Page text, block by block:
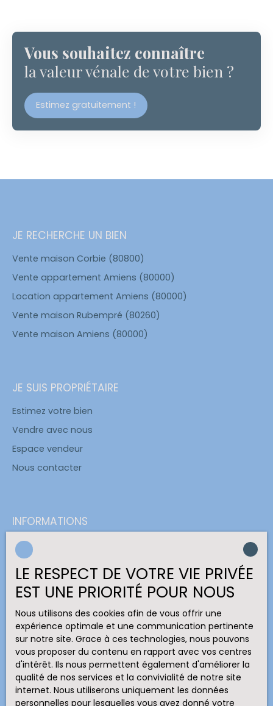
Vous souhaitez connaître
la valeur vénale de votre bien ?
Estimez gratuitement !
JE RECHERCHE UN BIEN
Vente maison Corbie (80800)
Vente appartement Amiens (80000)
Location appartement Amiens (80000)
Vente maison Rubempré (80260)
Vente maison Amiens (80000)
JE SUIS PROPRIÉTAIRE
Estimez votre bien
Vendre avec nous
Espace vendeur
Nous contacter
INFORMATIONS
Recrutement
Mentions légales
Politique de confidentialité
Plan du site
Gérer les cookies
Propulsé par
LE RESPECT DE VOTRE VIE PRIVÉE
EST UNE PRIORITÉ POUR NOUS
Nous utilisons des cookies afin de vous offrir une
expérience optimale et une communication pertinente
sur notre site. Grace à ces technologies, nous pouvons
vous proposer du contenu en rapport avec vos centres
d'intérêt. Ils nous permettent également d'améliorer la
qualité de nos services et la convivialité de notre site
internet. Nous utiliserons uniquement les données
personnelles pour lesquelles vous avez donné votre